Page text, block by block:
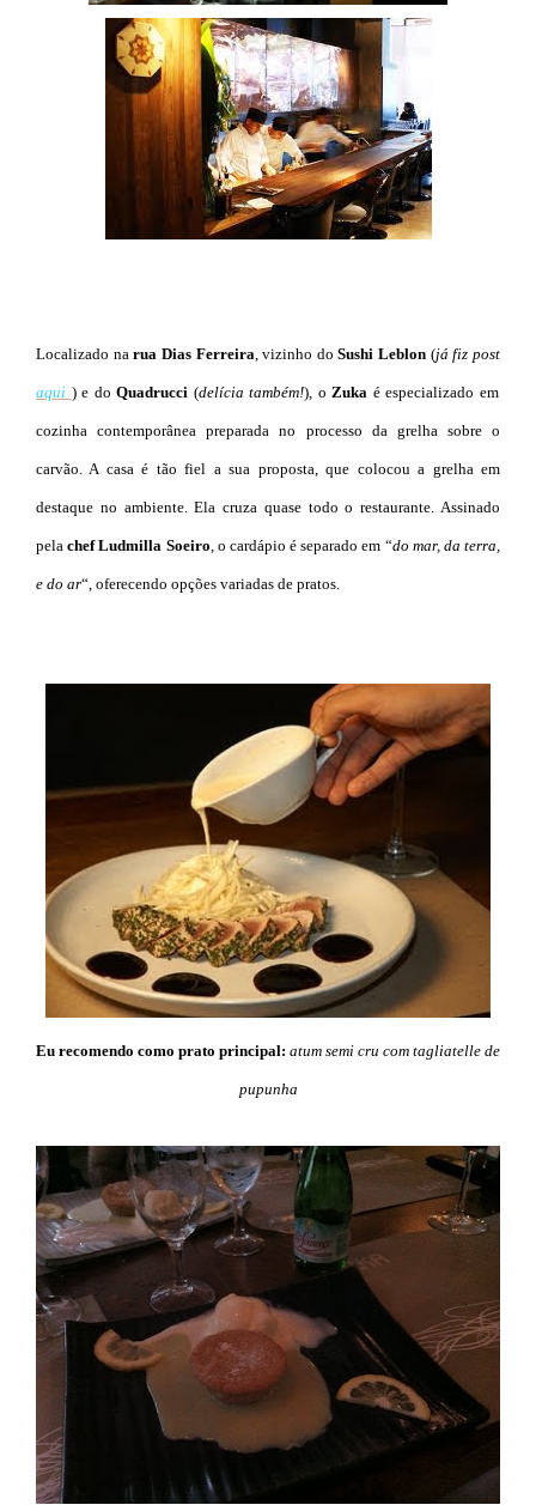
Localizado na rua Dias Ferreira , vizinho doSushi Leblon (já fiz post
aqui )e do Quadrucci (delícia também!), o Zuka é especializado em
cozinha contemporânea preparada no processo da grelha sobre o
carvão. A casa é tão fiel a sua proposta, que colocou a grelha em
destaque no ambiente. Ela cruza quase todo o restaurante. Assinado
pelachef Ludmilla Soeiro , o cardápio é separado em “do mar, da terra,
e do ar“, oferecendo opções variadas de pratos.
Eu recomendo como prato principal: atum semi cru com tagliatelle de
pupunha